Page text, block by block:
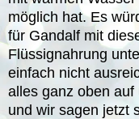
möglich hat. Es
für Gandalf mit
Flüssignahrung
einfach nicht
alles ganz oben auf
und wir sagen jetzt